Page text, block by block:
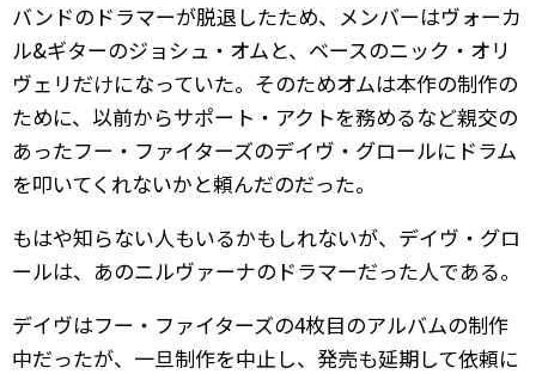
バンドのドラマーが脱退したため、メンバーはヴォーカ
ル&ギターのジョシュ・オムと、ベースのニック・オリ
ヴェリだけになっていた。そのためオムは本作の制作の
ために、以前からサポート・アクトを務めるなど親交の
あったフー・ファイターズのデイヴ・グロールにドラム
を叩いてくれないかと頼んだのだった。
もはや知らない人もいるかもしれないが、デイヴ・グロ
ールは、あのニルヴァーナのドラマーだった人である。
デイヴはフー・ファイターズの4枚目のアルバムの制作
中だったが、一旦制作を中止し、発売も延期して依頼に